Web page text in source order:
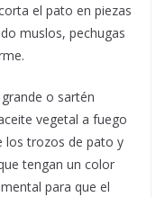
el pato en piezas
muslos, pechugas
o sartén
vegetal a fuego
los trozos de pato y
tengan un color
para que el